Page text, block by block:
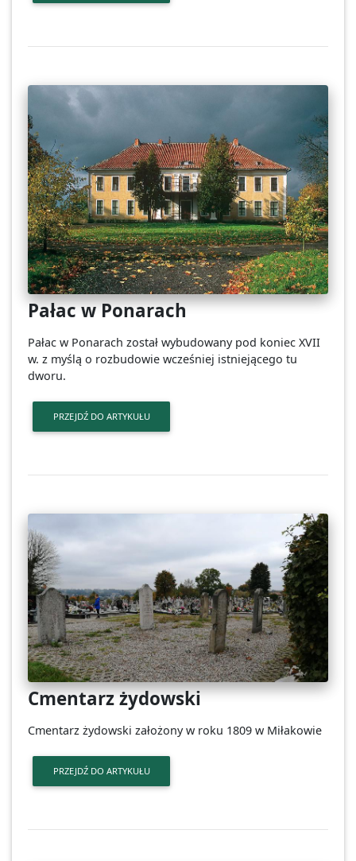
Pałac w Ponarach
Pałac w Ponarach został wybudowany pod koniec XVII
w. z myślą o rozbudowie wcześniej istniejącego tu
dworu.
PRZEJDŹ DO ARTYKUŁU
Cmentarz żydowski
Cmentarz żydowski założony w roku 1809 w Miłakowie
PRZEJDŹ DO ARTYKUŁU